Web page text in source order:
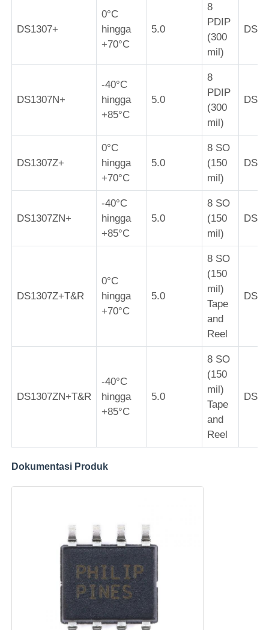
FPGA Field Programmable Gate Array
SOC Sistem pada Chip
Detektor termal inframerah
Chip SRAM
IC EPROM
IC UART
ADC DAC
DS1307+
0°C
hingga
+70°C
5.0
8
PDIP
(300
mil)
DS1307N+
-40°C
hingga
+85°C
5.0
8
PDIP
(300
mil)
DS1307Z+
0°C
hingga
+70°C
5.0
8 SO
(150
mil)
DS1307ZN+
-40°C
hingga
+85°C
5.0
8 SO
(150
mil)
DS1307Z+T&R
0°C
hingga
+70°C
5.0
8 SO
(150
mil)
Tape
and
Reel
DS1307ZN+T&R
-40°C
hingga
+85°C
5.0
8 SO
(150
mil)
Tape
and
Reel
Dokumentasi Produk